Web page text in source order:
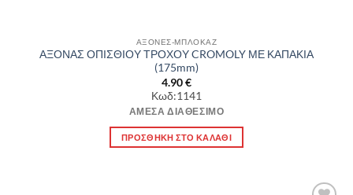
ΑΞΟΝΕΣ-ΜΠΛΟΚΑΖ
ΑΞΟΝΑΣ ΟΠΙΣΘΙΟΥ ΤΡΟΧΟΥ CROMOLY ΜΕ ΚΑΠΑΚΙΑ
(175mm)
4.90€
Κωδ:1141
ΆΜΕΣΑ ΔΙΑΘΈΣΙΜΟ
ΠΡΟΣΘΉΚΗ ΣΤΟ ΚΑΛΆΘΙ